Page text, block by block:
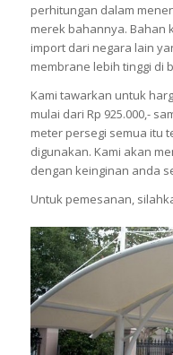
perhitungan dalam
merek bahannya. Bahan
import dari negara lain
membrane lebih tinggi di
Kami tawarkan untuk
mulai dari Rp 925.000,-
meter persegi semua itu
digunakan. Kami akan
dengan keinginan anda
Untuk pemesanan,